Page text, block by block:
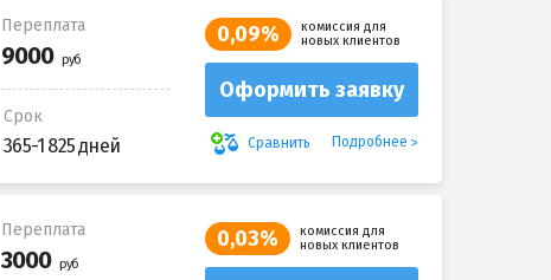
Переплата
Срок
365-1 825 дней
0,09%
комиссия для
новых клиентов
Оформить заявку
Сравнить Подробнее
Переплата 0,03%
комиссия для
новых клиентов